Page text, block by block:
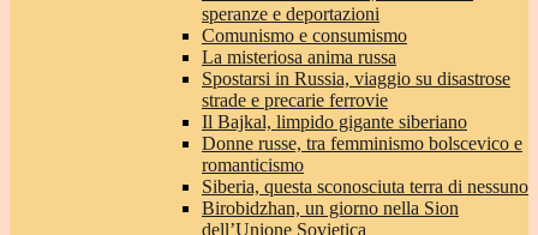
speranze e deportazioni
Comunismo e consumismo
La misteriosa anima russa
Spostarsi in Russia, viaggio su disastrose
strade e precarie ferrovie
Il Bajkal, limpido gigante siberiano
Donne russe, tra femminismo bolscevico e
romanticismo
Siberia, questa sconosciuta terra di nessuno
Birobidzhan, un giorno nella Sion
dell’Unione Sovietica